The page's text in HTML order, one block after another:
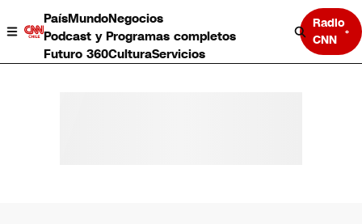
PaísMundoNegocios
Podcast y Programas completos
Futuro 360CulturaServicios
Radio
CNN